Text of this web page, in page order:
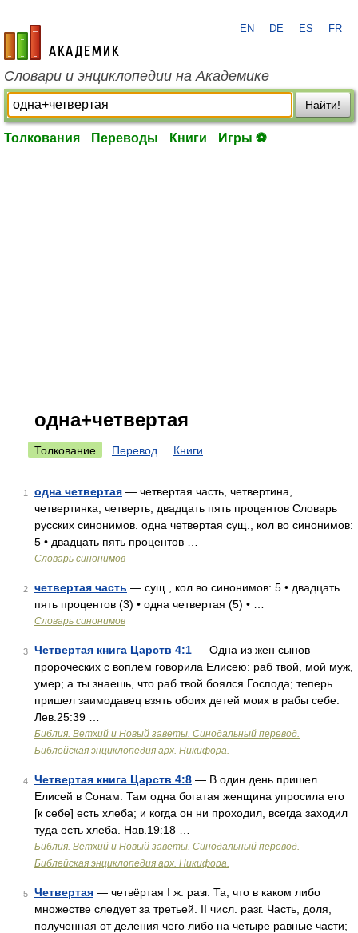
academic.ru
EN DE ES FR
Словари и энциклопедии на Академике
Найти!
Толкования Переводы Книги Игры ⚽
одна+четвертая
Толкование Перевод Книги
1 одна четвертая — четвертая часть, четвертина,
четвертинка, четверть, двадцать пять процентов Словарь
русских синонимов. одна четвертая сущ., кол во синонимов:
5 • двадцать пять процентов …
Словарь синонимов
2 четвертая часть — сущ., кол во синонимов: 5 • двадцать
пять процентов (3) • одна четвертая (5) • …
Словарь синонимов
3 Четвертая книга Царств 4:1 — Одна из жен сынов
пророческих с воплем говорила Елисею: раб твой, мой муж,
умер; а ты знаешь, что раб твой боялся Господа; теперь
пришел заимодавец взять обоих детей моих в рабы себе.
Лев.25:39 …
Библия. Ветхий и Новый заветы. Синодальный перевод.
Библейская энциклопедия арх. Никифора.
4 Четвертая книга Царств 4:8 — В один день пришел
Елисей в Сонам. Там одна богатая женщина упросила его
[к себе] есть хлеба; и когда он ни проходил, всегда заходил
туда есть хлеба. Нав.19:18 …
Библия. Ветхий и Новый заветы. Синодальный перевод.
Библейская энциклопедия арх. Никифора.
5 Четвертая — четвёртая I ж. разг. Та, что в каком либо
множестве следует за третьей. II числ. разг. Часть, доля,
полученная от деления чего либо на четыре равные части;